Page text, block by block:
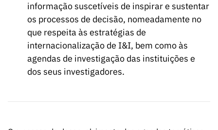
informação suscetíveis de inspirar e sustentar
os processos de decisão, nomeadamente no
que respeita às estratégias de
internacionalização de I&I, bem como às
agendas de investigação das instituições e
dos seus investigadores.